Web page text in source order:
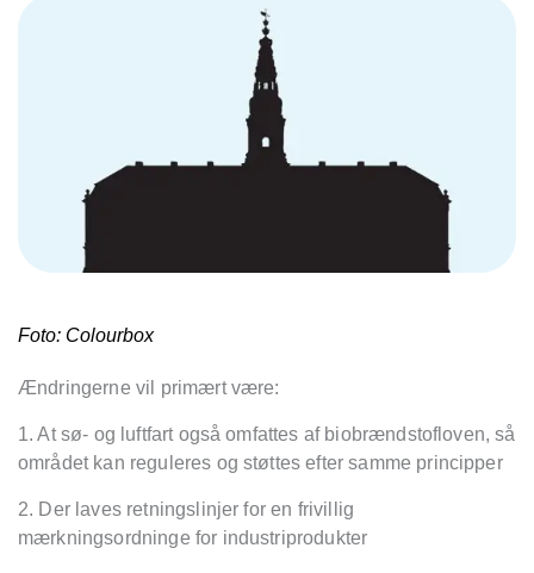
Foto: Colourbox
Ændringerne vil primært være:
1. At sø- og luftfart også omfattes af biobrændstofloven, så
området kan reguleres og støttes efter samme principper
2. Der laves retningslinjer for en frivillig
mærkningsordninge for industriprodukter